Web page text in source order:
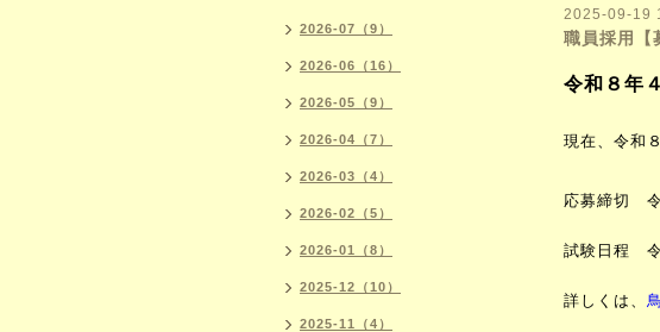
2025-09-19
職員採用【
令和８年
現在、令和
応募締切 令
試験日程 令
詳しくは、
2026-07（9）
2026-06（16）
2026-05（9）
2026-04（7）
2026-03（4）
2026-02（5）
2026-01（8）
2025-12（10）
2025-11（4）